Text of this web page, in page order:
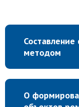
методом
О